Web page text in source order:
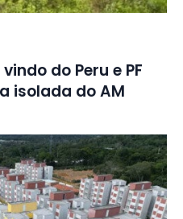
do Peru e PF
isolada do AM